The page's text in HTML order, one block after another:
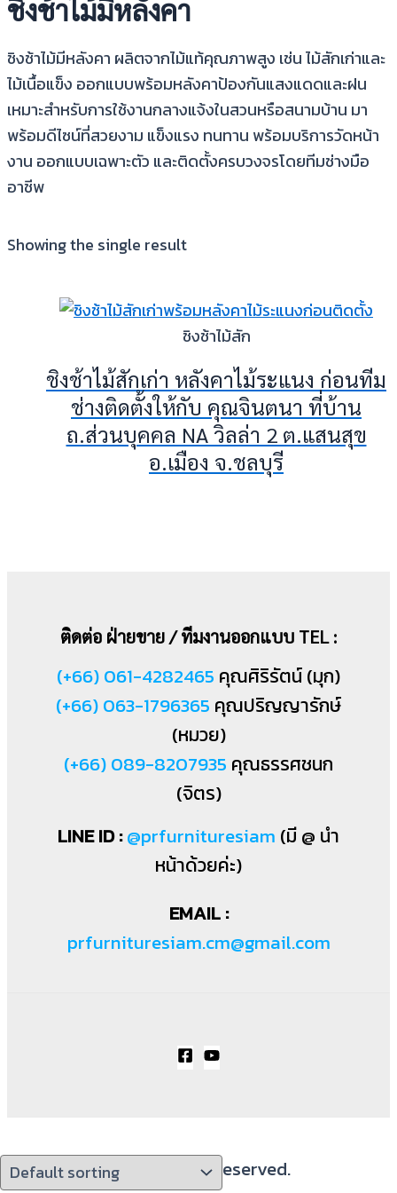
ชิงช้าไม้มีหลังคา
ชิงช้าไม้มีหลังคา ผลิตจากไม้แท้คุณภาพสูง เช่น ไม้สักเก่าและ
ไม้เนื้อแข็ง ออกแบบพร้อมหลังคาป้องกันแสงแดดและฝน
เหมาะสำหรับการใช้งานกลางแจ้งในสวนหรือสนามบ้าน มา
พร้อมดีไซน์ที่สวยงาม แข็งแรง ทนทาน พร้อมบริการวัดหน้า
งาน ออกแบบเฉพาะตัว และติดตั้งครบวงจรโดยทีมช่างมือ
อาชีพ
Showing the single result
ชิงช้าไม้สัก
ชิงช้าไม้สักเก่า หลังคาไม้ระแนง ก่อนทีม
ช่างติดตั้งให้กับ คุณจินตนา ที่บ้าน
ถ.ส่วนบุคคล NA วิลล่า 2 ต.แสนสุข
อ.เมือง จ.ชลบุรี
ติดต่อ ฝ่ายขาย / ทีมงานออกแบบ TEL :
(+66) 061-4282465 คุณศิริรัตน์ (มุก)
(+66) 063-1796365 คุณปริญญารักษ์
(หมวย)
(+66) 089-8207935 คุณธรรศชนก
(จิตร)
LINE ID :@prfurnituresiam (มี @ นำ
หน้าด้วยค่ะ)
EMAIL :
prfurnituresiam.cm@gmail.com
PRWoodWorks All Rights Reserved.